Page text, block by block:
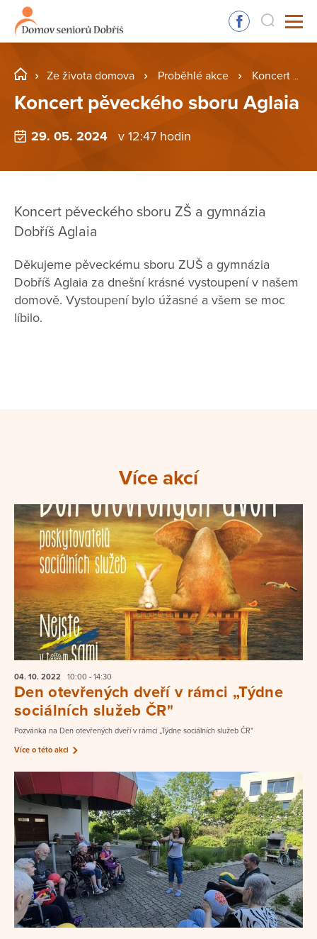
Ze života domova Proběhlé akce Koncert pěveckého sboru Aglaia
Koncert pěveckého sboru Aglaia
29. 05. 2024 v 12:47 hodin
Koncert pěveckého sboru ZŠ a gymnázia
Dobříš Aglaia
Děkujeme pěveckému sboru ZUŠ a gymnázia
Dobříš Aglaia za dnešní krásné vystoupení v našem
domově. Vystoupení bylo úžasné a všem se moc
líbilo.
Více akcí
04. 10. 2022 10:00 - 14:30
Den otevřených dveří v rámci „Týdne
sociálních služeb ČR"
Pozvánka na Den otevřených dveří v rámci „Týdne sociálních služeb ČR"
Více o této akci